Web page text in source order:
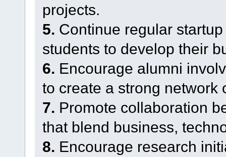
projects.
5. Continue regular
students to develop their
6. Encourage alumni
to create a strong network
7. Promote collaboration
that blend business,
8. Encourage research